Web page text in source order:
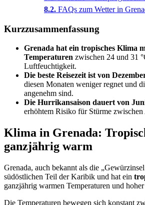
FAQs zum Wetter in
Kurzzusammenfassung
Grenada hat ein tropisches Klima
Temperaturen zwischen 24 und 31
Luftfeuchtigkeit.
Die beste Reisezeit ist von
diesen Monaten weniger regnet und
angenehm sind.
Die Hurrikansaison dauert von
erhöhtem Risiko für Stürme
Klima in Grenada:
ganzjährig warm
Grenada, auch bekannt als die
südöstlichen Teil der Karibik und hat ein
ganzjährig warmen Temperaturen und
Die Temperaturen bewegen sich konstant